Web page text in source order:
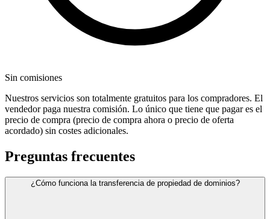
Sin comisiones
Nuestros servicios son totalmente gratuitos para los compradores. El
vendedor paga nuestra comisión. Lo único que tiene que pagar es el
precio de compra (precio de compra ahora o precio de oferta
acordado) sin costes adicionales.
Preguntas frecuentes
¿Cómo funciona la transferencia de propiedad de dominios?